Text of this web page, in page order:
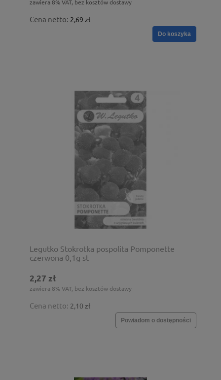
zawiera 8% VAT, bez kosztów dostawy
Cena netto: 2,69 zł
Do koszyka
Legutko Stokrotka pospolita Pomponette
czerwona 0,1g st
2,27 zł
zawiera 8% VAT, bez kosztów dostawy
Cena netto: 2,10 zł
Powiadom o dostępności